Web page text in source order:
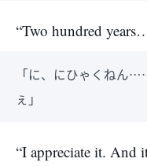
“Two hundred
「に、にひゃくね
ぇ」
“I appreciate it. And